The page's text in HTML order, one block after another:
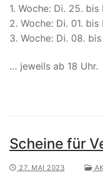
1. Woche: Di. 25. bis
2. Woche: Di. 01. bis
3. Woche: Di. 08. bis
… jeweils ab 18 Uhr.
Scheine für
27. MAI 2023